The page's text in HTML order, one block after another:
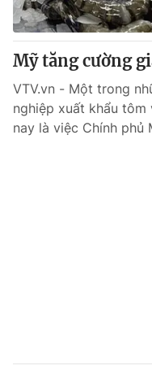
Thế giới đó đây
Câu chuyện quốc tế
Tài chính
Thị trường
Góc doanh nghiệp
Dữ liệu và đời sống
Truyền hình
Phim VTV
Giải trí
Mỹ tăng cường
VTV.vn - Một trong
nghiệp xuất khẩu
nay là việc Chính phủ